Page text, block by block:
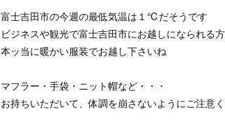
富士吉田市の今週の最低気温は１℃だそうです
ビジネスや観光で富士吉田市にお越しになられる方
本ッ当に暖かい服装でお越し下さいね
マフラー・手袋・ニット帽など・・・
お持ちいただいて、体調を崩さないようにご注意